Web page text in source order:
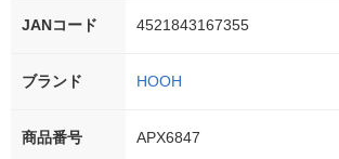
JANコード 4521843167355
ブランド HOOH
商品番号 APX6847